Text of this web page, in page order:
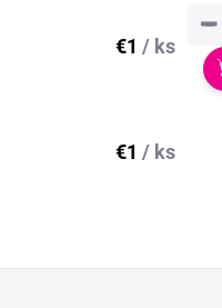
€1 / ks
−
€1 / ks